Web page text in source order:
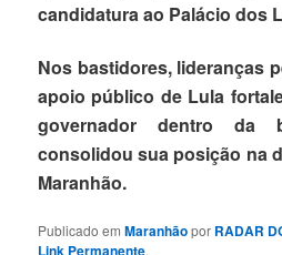
candidatura ao Palácio dos
Nos bastidores, lideranças
apoio público de Lula
governador dentro da
consolidou sua posição na
Maranhão.
Publicado emMaranhãopor RADAR
Link Permanente.